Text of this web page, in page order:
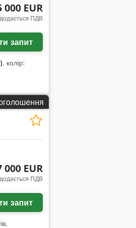
000 EUR
ПДВ
запит
, колір:
000 EUR
ПДВ
запит